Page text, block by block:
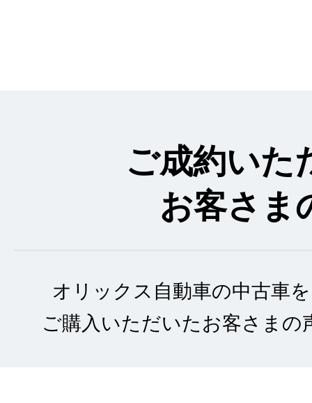
ご成約いた
お客さま
オリックス自動車の中古車
ご購入いただいたお客さまの